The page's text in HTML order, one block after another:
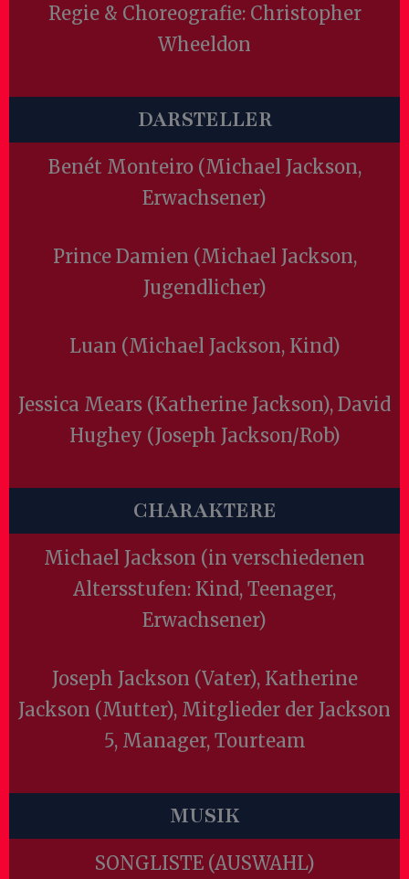
Regie & Choreografie: Christopher
Wheeldon
DARSTELLER
Benét Monteiro (Michael Jackson,
Erwachsener)
Prince Damien (Michael Jackson,
Jugendlicher)
Luan (Michael Jackson, Kind)
Jessica Mears (Katherine Jackson), David
Hughey (Joseph Jackson/Rob)
CHARAKTERE
Michael Jackson (in verschiedenen
Altersstufen: Kind, Teenager,
Erwachsener)
Joseph Jackson (Vater), Katherine
Jackson (Mutter), Mitglieder der Jackson
5, Manager, Tourteam
MUSIK
SONGLISTE (AUSWAHL)